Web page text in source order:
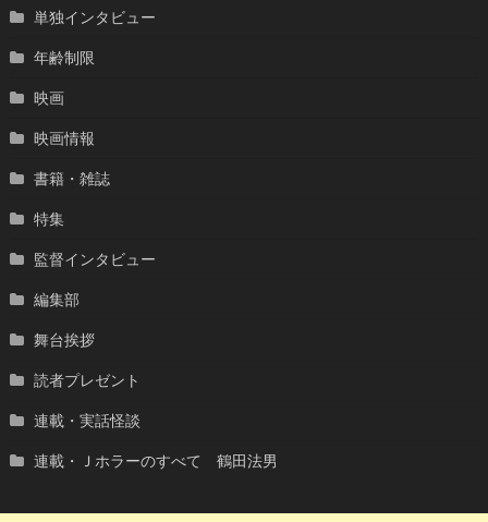
単独インタビュー
年齢制限
映画
映画情報
書籍・雑誌
特集
監督インタビュー
編集部
舞台挨拶
読者プレゼント
連載・実話怪談
連載・Ｊホラーのすべて 鶴田法男